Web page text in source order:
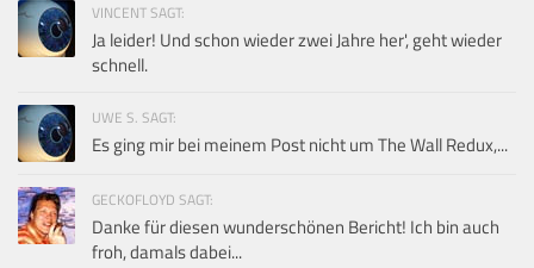
VINCENT SAGT:
Ja leider! Und schon wieder zwei Jahre her', geht wieder
schnell.
UWE S. SAGT:
Es ging mir bei meinem Post nicht um The Wall Redux,...
GECKOFLOYD SAGT:
Danke für diesen wunderschönen Bericht! Ich bin auch
froh, damals dabei...